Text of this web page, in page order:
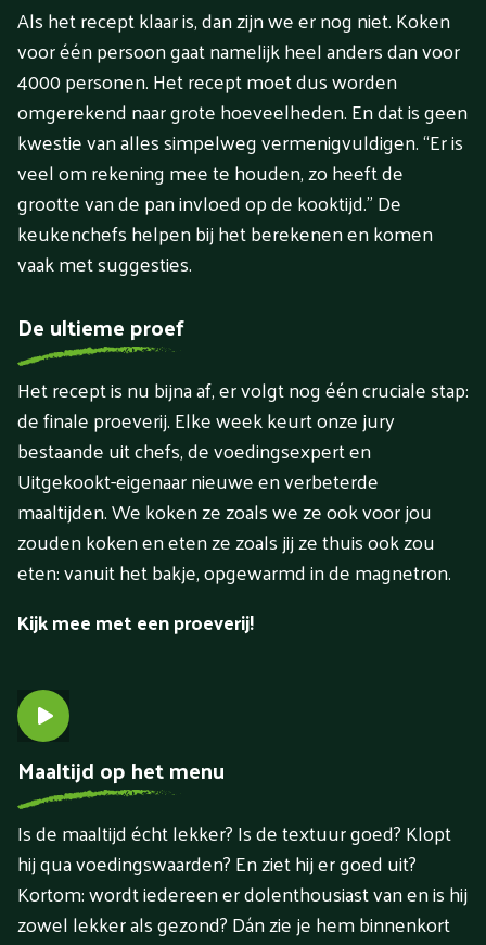
Als het recept klaar is, dan zijn we er nog niet. Koken
voor één persoon gaat namelijk heel anders dan voor
4000 personen. Het recept moet dus worden
omgerekend naar grote hoeveelheden. En dat is geen
kwestie van alles simpelweg vermenigvuldigen. “Er is
veel om rekening mee te houden, zo heeft de
grootte van de pan invloed op de kooktijd.” De
keukenchefs helpen bij het berekenen en komen
vaak met suggesties.
De ultieme proef
Het recept is nu bijna af, er volgt nog één cruciale stap:
de finale proeverij. Elke week keurt onze jury
bestaande uit chefs, de voedingsexpert en
Uitgekookt-eigenaar nieuwe en verbeterde
maaltijden. We koken ze zoals we ze ook voor jou
zouden koken en eten ze zoals jij ze thuis ook zou
eten: vanuit het bakje, opgewarmd in de magnetron.
Kijk mee met een proeverij!
Maaltijd op het menu
Is de maaltijd écht lekker? Is de textuur goed? Klopt
hij qua voedingswaarden? En ziet hij er goed uit?
Kortom: wordt iedereen er dolenthousiast van en is hij
zowel lekker als gezond? Dán zie je hem binnenkort